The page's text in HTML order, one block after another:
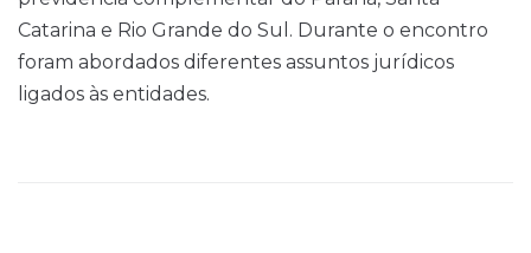
Catarina e Rio Grande do Sul. Durante o encontro
foram abordados diferentes assuntos jurídicos
ligados às entidades.